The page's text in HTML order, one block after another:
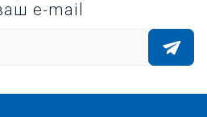
e-mail